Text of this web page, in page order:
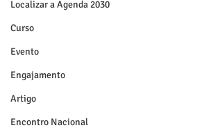
Localizar a Agenda 2030
Curso
Evento
Engajamento
Artigo
Encontro Nacional